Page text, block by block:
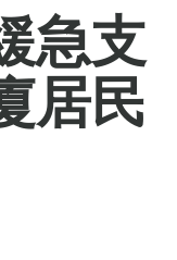
急支
居民